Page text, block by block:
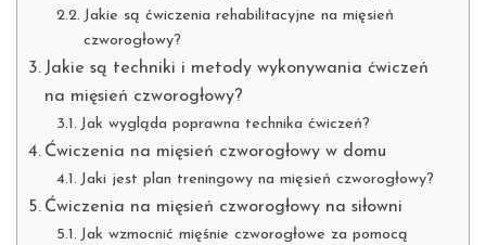
Jakie są ćwiczenia rehabilitacyjne na mięsień
czworogłowy?
Jakie są techniki i metody wykonywania ćwiczeń
na mięsień czworogłowy?
Jak wygląda poprawna technika ćwiczeń?
Ćwiczenia na mięsień czworogłowy w domu
Jaki jest plan treningowy na mięsień czworogłowy?
Ćwiczenia na mięsień czworogłowy na siłowni
Jak wzmocnić mięśnie czworogłowe za pomocą